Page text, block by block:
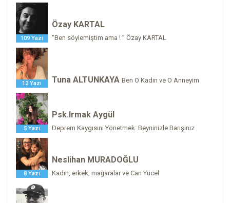
109 Yazı
Özay KARTAL
“Ben söylemiştim ama ! ” Özay KARTAL
12 Yazı Tuna ALTUNKAYA Ben O Kadın ve O Anneyim
5 Yazı
Psk.Irmak Aygül
Deprem Kaygısını Yönetmek: Beyninizle Barışınız
8 Yazı
Neslihan MURADOĞLU
Kadın, erkek, mağaralar ve Can Yücel